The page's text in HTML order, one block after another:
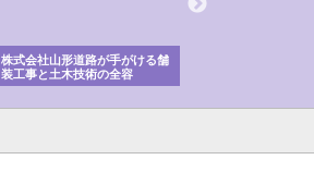
株式会社山形道路が手がける舗
装工事と土木技術の全容